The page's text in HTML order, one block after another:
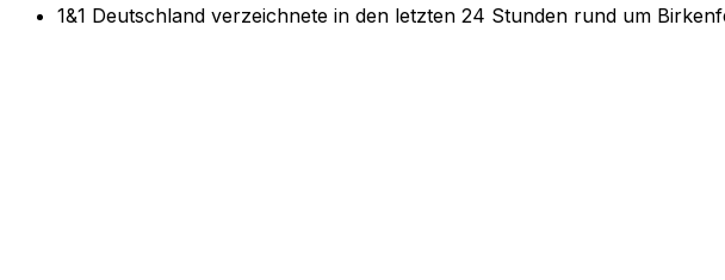
1&1 Deutschland verzeichnete in den letzten 24 Stunden rund um